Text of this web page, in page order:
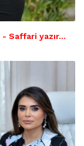
- Saffari yazır…